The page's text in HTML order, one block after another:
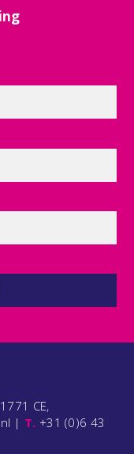
CE,
| T. +31 (0)6 43